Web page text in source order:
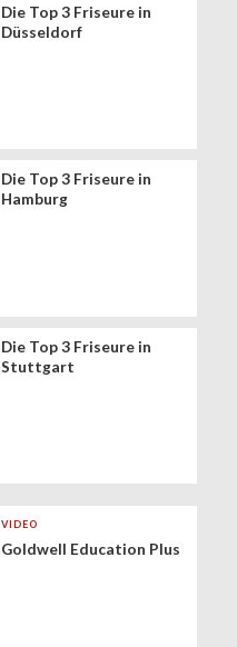
Die Top 3 Friseure in
Düsseldorf
Die Top 3 Friseure in
Hamburg
Die Top 3 Friseure in
Stuttgart
VIDEO
Goldwell Education Plus